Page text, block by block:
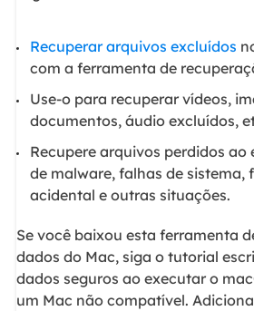
Recuperar arquivos excluídos
com a ferramenta de
Use-o para recuperar vídeos,
documentos, áudio excluídos,
Recupere arquivos perdidos
de malware, falhas de sistema,
acidental e outras situações.
Se você baixou esta ferramenta
dados do Mac, siga o tutorial
dados seguros ao executar o
um Mac não compatível.